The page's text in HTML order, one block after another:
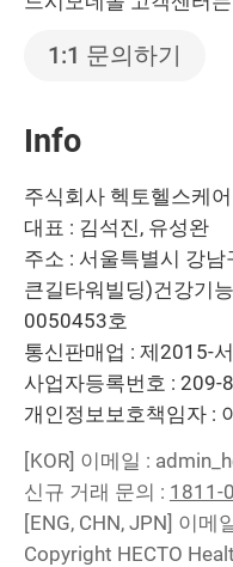
1:1 문의하기
Info
주식회사 헥토헬스케어
대표 : 김석진, 유성완
주소 : 서울특별시 강
큰길타워빌딩)건강기
0050453호
통신판매업 : 제2015-
사업자등록번호 : 209-
개인정보보호책임자 :
[KOR] 이메일 :
신규 거래 문의 : 1811-
[ENG, CHN, JPN] 이메
Copyright HECTO